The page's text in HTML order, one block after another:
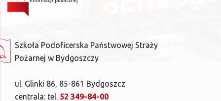
Szkoła Podoficerska Państwowej Straży
Pożarnej w Bydgoszczy
ul. Glinki 86, 85-861 Bydgoszcz
centrala: tel. 52 349-84-00